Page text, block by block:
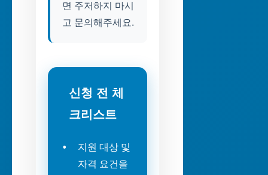
면 주저하지 마시
고 문의해주세요.
신청 전 체
크리스트
지원 대상 및
자격 요건을